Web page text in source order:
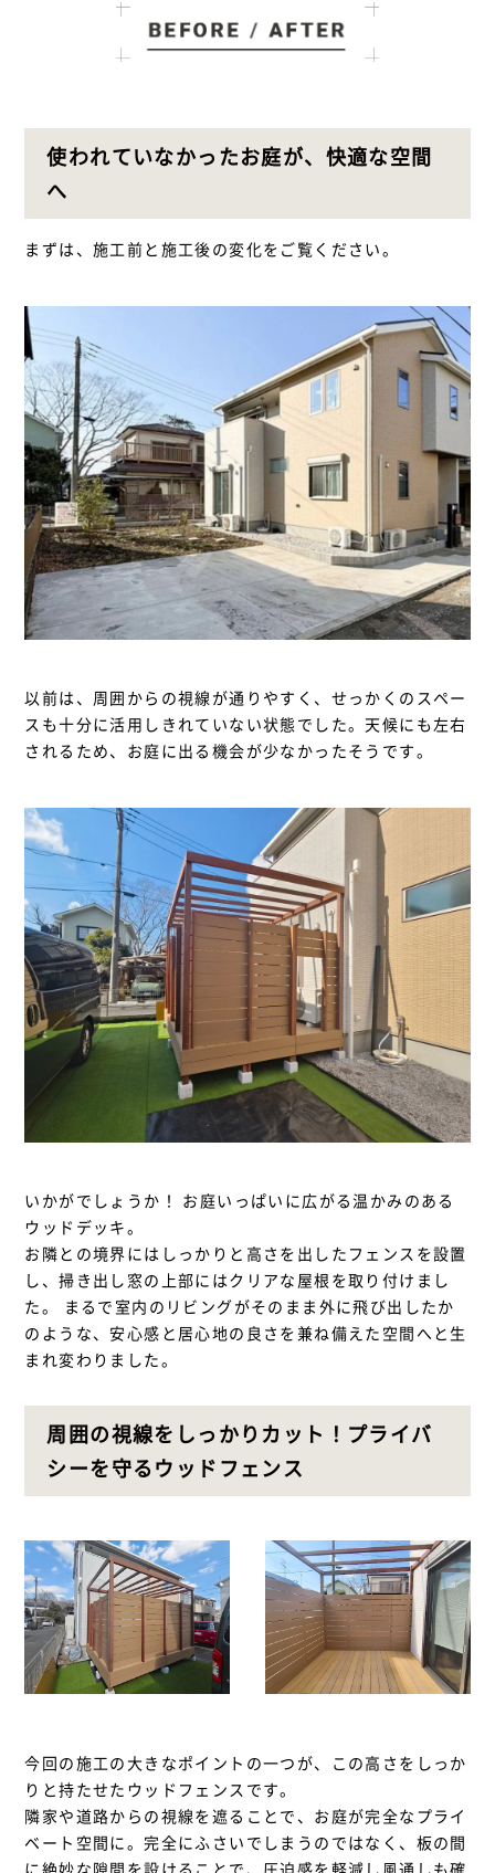
使われていなかったお庭が、快適な空間
へ
まずは、施工前と施工後の変化をご覧ください。
以前は、周囲からの視線が通りやすく、せっかくのスペー
スも十分に活用しきれていない状態でした。天候にも左右
されるため、お庭に出る機会が少なかったそうです。
いかがでしょうか！ お庭いっぱいに広がる温かみのある
ウッドデッキ。
お隣との境界にはしっかりと高さを出したフェンスを設置
し、掃き出し窓の上部にはクリアな屋根を取り付けまし
た。 まるで室内のリビングがそのまま外に飛び出したか
のような、安心感と居心地の良さを兼ね備えた空間へと生
まれ変わりました。
周囲の視線をしっかりカット！プライバ
シーを守るウッドフェンス
今回の施工の大きなポイントの一つが、この高さをしっか
りと持たせたウッドフェンスです。
隣家や道路からの視線を遮ることで、お庭が完全なプライ
ベート空間に。完全にふさいでしまうのではなく、板の間
に絶妙な隙間を設けることで、圧迫感を軽減し風通しも確